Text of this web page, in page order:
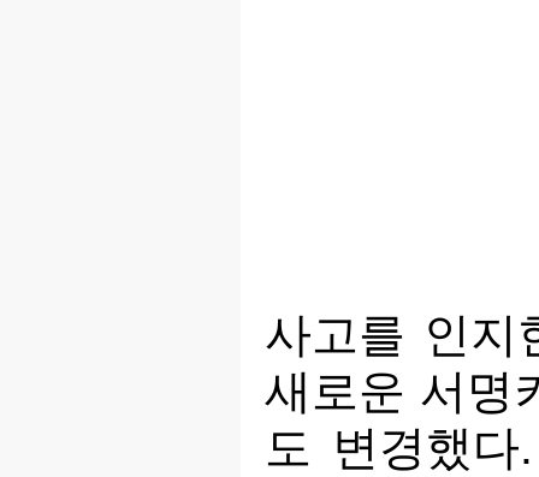
사고를 인지
새로운 서명
도 변경했